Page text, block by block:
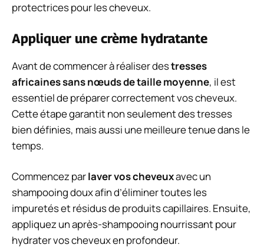
protectrices pour les cheveux.
Appliquer une crème hydratante
Avant de commencer à réaliser destresses
africaines sans nœuds de taille moyenne, il est
essentiel de préparer correctement vos cheveux.
Cette étape garantit non seulement des tresses
bien définies, mais aussi une meilleure tenue dans le
temps.
Commencez parlaver vos cheveuxavec un
shampooing doux afin d’éliminer toutes les
impuretés et résidus de produits capillaires. Ensuite,
appliquez un après-shampooing nourrissant pour
hydrater vos cheveux en profondeur.